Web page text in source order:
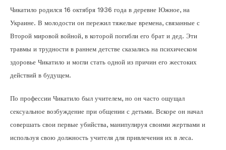
Чикатило родился 16 октября 1936 года в деревне Южное, на
Украине. В молодости он пережил тяжелые времена, связанные с
Второй мировой войной, в которой погибли его брат и дед. Эти
травмы и трудности в раннем детстве сказались на психическом
здоровье Чикатило и могли стать одной из причин его жестоких
действий в будущем.
По профессии Чикатило был учителем, но он часто ощущал
сексуальное возбуждение при общении с детьми. Вскоре он начал
совершать свои первые убийства, манипулируя своими жертвами и
используя свою должность учителя для привлечения их в леса.